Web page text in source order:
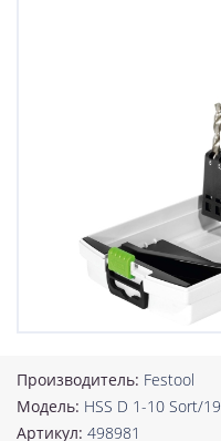
Производитель: Festool
Модель: HSS D 1-10 Sort/19
Артикул: 498981